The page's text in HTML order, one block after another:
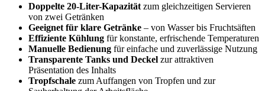
Doppelte 20-Liter-Kapazität zum gleichzeitigen Servieren
von zwei Getränken
Geeignet für klare Getränke – von Wasser bis Fruchtsäften
Effiziente Kühlung für konstante, erfrischende Temperaturen
Manuelle Bedienung für einfache und zuverlässige Nutzung
Transparente Tanks und Deckel zur attraktiven
Präsentation des Inhalts
Tropfschale zum Auffangen von Tropfen und zur